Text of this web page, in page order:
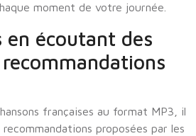
moment de votre journée.
en écoutant des
françaises au format MP3, il
proposées par les